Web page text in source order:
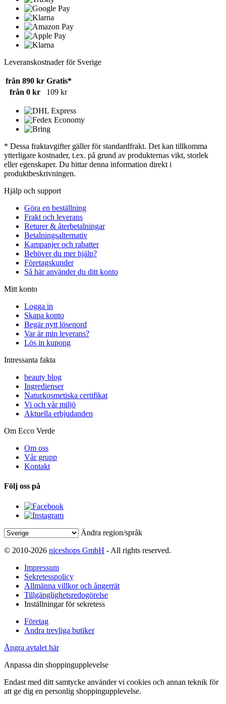
Leveranskostnader för Sverige
från 890 kr Gratis*
från 0 kr
109 kr
* Dessa fraktavgifter gäller för standardfrakt. Det kan tillkomma
ytterligare kostnader, t.ex. på grund av produkternas vikt, storlek
eller egenskaper. Du hittar denna information direkt i
produktbeskrivningen.
Hjälp och support
Göra en beställning
Frakt och leverans
Returer & återbetalningar
Betalningsalternativ
Kampanjer och rabatter
Behöver du mer hjälp?
Företagskunder
Så här använder du ditt konto
Mitt konto
Logga in
Skapa konto
Begär nytt lösenord
Var är min leverans?
Lös in kupong
Intressanta fakta
beauty blog
Ingredienser
Naturkosmetiska certifikat
Vi och vår miljö
Aktuella erbjudanden
Om Ecco Verde
Om oss
Vår grupp
Kontakt
Följ oss på
Ändra region/språk
© 2010-2026 niceshops GmbH - All rights reserved.
Impressum
Sekretesspolicy
Allmänna villkor och ångerrät
Tillgänglighetsredogörelse
Inställningar för sekretess
Företag
Andra trevliga butiker
Ångra avtalet här
Anpassa din shoppingupplevelse
Endast med ditt samtycke använder vi cookies och annan teknik för
att ge dig en personlig shoppingupplevelse.